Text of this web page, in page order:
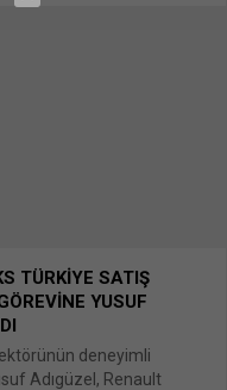
için tıklayın (Yeni
TÜRKİYE SATIŞ
YUSUF
deneyimli
Adıgüzel, Renault